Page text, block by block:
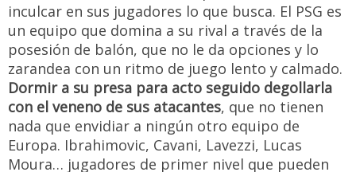
inculcar en sus jugadores lo que busca. El PSG es
un equipo que domina a su rival a través de la
posesión de balón, que no le da opciones y lo
zarandea con un ritmo de juego lento y calmado.
Dormir a su presa para acto seguido degollarla
con el veneno de sus atacantes, que no tienen
nada que envidiar a ningún otro equipo de
Europa. Ibrahimovic, Cavani, Lavezzi, Lucas
Moura… jugadores de primer nivel que pueden